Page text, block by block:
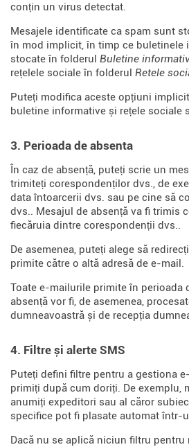
conțin un virus detectat.
Mesajele identificate ca spam sunt
în mod implicit, în timp ce buletinele
stocate în folderul Buletine
rețelele sociale în folderul Retele
Puteți modifica aceste opțiuni
buletine informative și rețele sociale
3. Perioada de absenta
În caz de absență, puteți scrie un
trimiteți corespondenților dvs., de
data întoarcerii dvs. sau pe cine să
dvs.. Mesajul de absență va fi trimis
fiecăruia dintre corespondenții dvs..
De asemenea, puteți alege să
primite către o altă adresă de e-mail.
Toate e-mailurile primite în perioada
absență vor fi, de asemenea,
dumneavoastră și de recepția
4. Filtre și alerte SMS
Puteți defini filtre pentru a gestiona
primiți după cum doriți. De exemplu,
anumiți expeditori sau al căror
specifice pot fi plasate automat într-
Dacă nu se aplică niciun filtru pentru